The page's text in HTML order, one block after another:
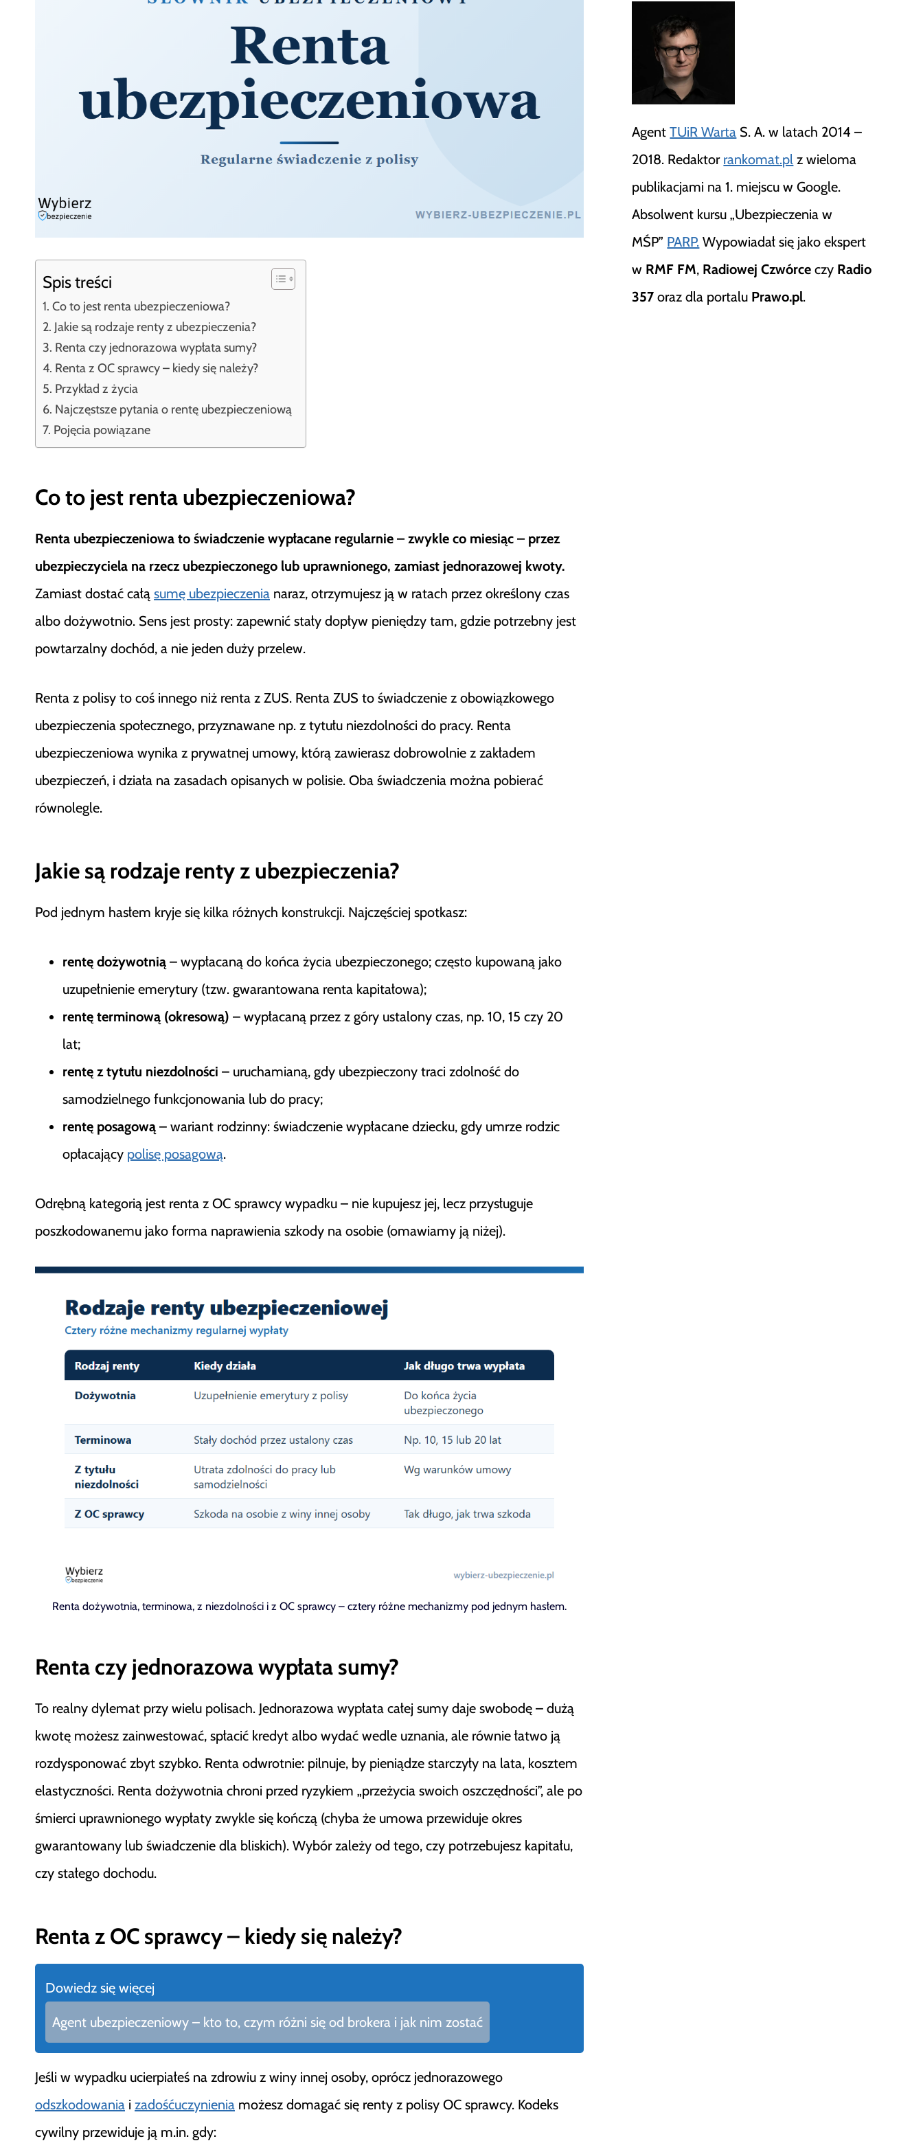
Spis treści
Co to jest renta ubezpieczeniowa?
Jakie są rodzaje renty z ubezpieczenia?
Renta czy jednorazowa wypłata sumy?
Renta z OC sprawcy – kiedy się należy?
Przykład z życia
Najczęstsze pytania o rentę ubezpieczeniową
Pojęcia powiązane
Co to jest renta ubezpieczeniowa?
Renta ubezpieczeniowa to świadczenie wypłacane regularnie – zwykle co miesiąc – przez
ubezpieczyciela na rzecz ubezpieczonego lub uprawnionego, zamiast jednorazowej kwoty.
Zamiast dostać całą sumę ubezpieczenia naraz, otrzymujesz ją w ratach przez określony czas
albo dożywotnio. Sens jest prosty: zapewnić stały dopływ pieniędzy tam, gdzie potrzebny jest
powtarzalny dochód, a nie jeden duży przelew.
Renta z polisy to coś innego niż renta z ZUS. Renta ZUS to świadczenie z obowiązkowego
ubezpieczenia społecznego, przyznawane np. z tytułu niezdolności do pracy. Renta
ubezpieczeniowa wynika z prywatnej umowy, którą zawierasz dobrowolnie z zakładem
ubezpieczeń, i działa na zasadach opisanych w polisie. Oba świadczenia można pobierać
równolegle.
Jakie są rodzaje renty z ubezpieczenia?
Pod jednym hasłem kryje się kilka różnych konstrukcji. Najczęściej spotkasz:
rentę dożywotnią – wypłacaną do końca życia ubezpieczonego; często kupowaną jako
uzupełnienie emerytury (tzw. gwarantowana renta kapitałowa);
rentę terminową (okresową) – wypłacaną przez z góry ustalony czas, np. 10, 15 czy 20
lat;
rentę z tytułu niezdolności – uruchamianą, gdy ubezpieczony traci zdolność do
samodzielnego funkcjonowania lub do pracy;
rentę posagową – wariant rodzinny: świadczenie wypłacane dziecku, gdy umrze rodzic
opłacający polisę posagową.
Odrębną kategorią jest renta z OC sprawcy wypadku – nie kupujesz jej, lecz przysługuje
poszkodowanemu jako forma naprawienia szkody na osobie (omawiamy ją niżej).
Renta dożywotnia, terminowa, z niezdolności i z OC sprawcy – cztery różne mechanizmy pod jednym hasłem.
Renta czy jednorazowa wypłata sumy?
To realny dylemat przy wielu polisach. Jednorazowa wypłata całej sumy daje swobodę – dużą
kwotę możesz zainwestować, spłacić kredyt albo wydać wedle uznania, ale równie łatwo ją
rozdysponować zbyt szybko. Renta odwrotnie: pilnuje, by pieniądze starczyły na lata, kosztem
elastyczności. Renta dożywotnia chroni przed ryzykiem „przeżycia swoich oszczędności”, ale po
śmierci uprawnionego wypłaty zwykle się kończą (chyba że umowa przewiduje okres
gwarantowany lub świadczenie dla bliskich). Wybór zależy od tego, czy potrzebujesz kapitału,
czy stałego dochodu.
Renta z OC sprawcy – kiedy się należy?
Dowiedz się więcej
Agent ubezpieczeniowy – kto to, czym różni się od brokera i jak nim zostać
Jeśli w wypadku ucierpiałeś na zdrowiu z winy innej osoby, oprócz jednorazowego
odszkodowania i zadośćuczynienia możesz domagać się renty z polisy OC sprawcy. Kodeks
cywilny przewiduje ją m.in. gdy:
AgentTUiR Warta S. A. w latach 2014 –
2018. Redaktor rankomat.pl z wieloma
publikacjami na 1. miejscu w Google.
Absolwent kursu „Ubezpieczenia w
MŚP” PARP. Wypowiadał się jako ekspert
w RMF FM, Radiowej Czwórce czy Radio
357 oraz dla portalu Prawo.pl.